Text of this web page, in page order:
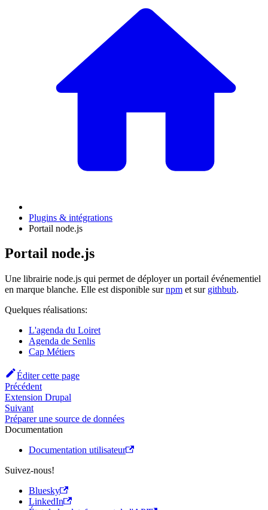
Plugins & intégrations
Portail node.js
Portail node.js
Une librairie node.js qui permet de déployer un portail événementiel
en marque blanche. Elle est disponible surnpm et sur githbub.
Quelques réalisations:
L'agenda du Loiret
Agenda de Senlis
Cap Métiers
Éditer cette page
Précédent
Extension Drupal
Suivant
Préparer une source de données
Documentation
Documentation utilisateur
Suivez-nous!
Bluesky
LinkedIn